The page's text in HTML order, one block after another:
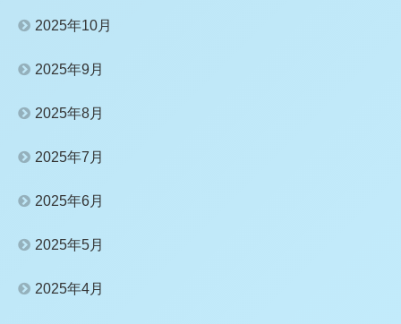
2025年10月
2025年9月
2025年8月
2025年7月
2025年6月
2025年5月
2025年4月